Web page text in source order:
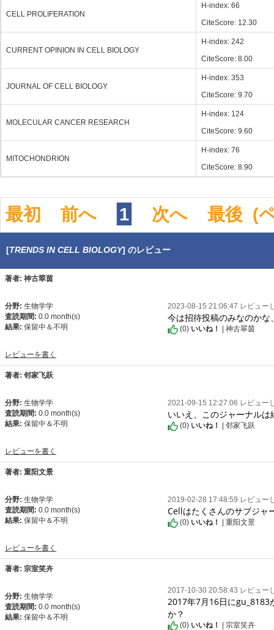
CELL PROLIFERATION
H-index: 66
CiteScore: 12.30
CURRENT OPINION IN CELL BIOLOGY
H-index: 242
CiteScore: 8.00
JOURNAL OF CELL BIOLOGY
H-index: 353
CiteScore: 9.70
MOLECULAR CANCER RESEARCH
H-index: 124
CiteScore: 9.60
MITOCHONDRION
H-index: 76
CiteScore: 8.90
最初 前へ 1 次へ 最後 (
[TRENDS IN CELL BIOLOGY] のレビュー
著者: 神古翠茵
分野: 生物学学
査読期間: 0.0 month(s)
結果: 保留中＆不明
レビューを書く
2023-08-15 21:06:47 レビュー
今は招待投稿のみなのか
(0) いいね！ | 神古翠茵
著者: 邻家飞跃
分野: 生物学学
査読期間: 0.0 month(s)
結果: 保留中＆不明
レビューを書く
2021-09-15 12:27:06 レビュー
いいえ、このジャーナル
(0) いいね！ | 邻家飞跃
著者: 重阳文景
分野: 生物学学
査読期間: 0.0 month(s)
結果: 保留中＆不明
レビューを書く
2019-02-28 17:48:59 レビュー
Cellはたくさんのサブジャ
(0) いいね！ | 重阳文景
著者: 宗室笑卉
分野: 生物学学
査読期間: 0.0 month(s)
結果: 保留中＆不明
2017-10-30 20:58:43 レビュー
2017年7月16日にgu_8183
か？
(0) いいね！ | 宗室笑卉